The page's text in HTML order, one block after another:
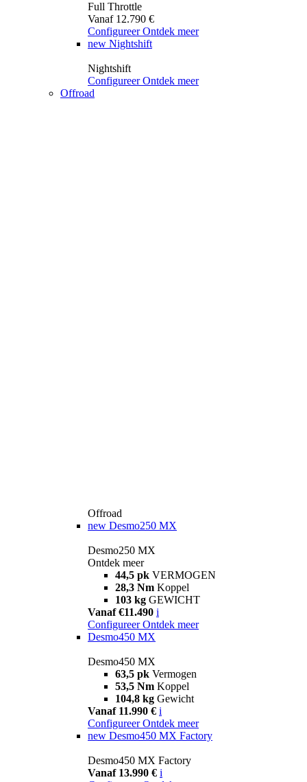
Full Throttle
Vanaf 12.790 €
Configureer Ontdek meer
new Nightshift
Nightshift
Configureer Ontdek meer
Offroad
Offroad
new Desmo250 MX
Desmo250 MX
Ontdek meer
44,5 pk VERMOGEN
28,3 Nm Koppel
103 kg GEWICHT
Vanaf €11.490 i
Configureer Ontdek meer
Desmo450 MX
Desmo450 MX
63,5 pk Vermogen
53,5 Nm Koppel
104,8 kg Gewicht
Vanaf 11.990 € i
Configureer Ontdek meer
new Desmo450 MX Factory
Desmo450 MX Factory
Vanaf 13.990 € i